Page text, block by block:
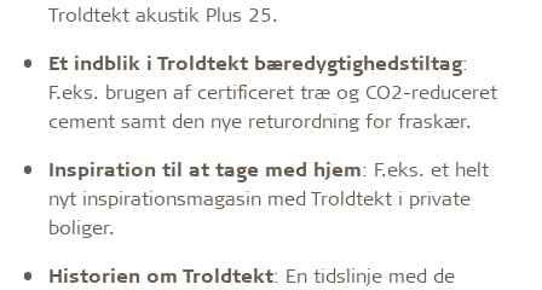
Troldtekt akustik Plus 25.
Et indblik i Troldtekt bæredygtighedstiltag:
F.eks. brugen af certificeret træ og CO2-reduceret
cement samt den nye returordning for fraskær.
Inspiration til at tage med hjem: F.eks. et helt
nyt inspirationsmagasin med Troldtekt i private
boliger.
Historien om Troldtekt: En tidslinje med de